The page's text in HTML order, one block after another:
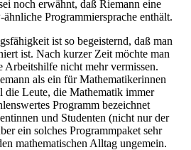
noch erwähnt, daß Riemann eine
Programmiersprache enthält.
ist so begeisternd, daß man
ist. Nach kurzer Zeit möchte man
Arbeitshilfe nicht mehr vermissen.
als ein für Mathematikerinnen
die Leute, die Mathematik immer
Programm bezeichnet
und Studenten (nicht nur der
ein solches Programmpaket sehr
mathematischen Alltag ungemein.